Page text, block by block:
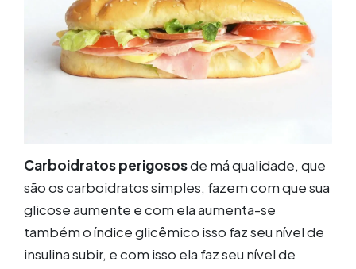
Carboidratos perigososde má qualidade, que
são os carboidratos simples, fazem com que sua
glicose aumente e com ela aumenta-se
também o índice glicêmico isso faz seu nível de
insulina subir, e com isso ela faz seu nível de